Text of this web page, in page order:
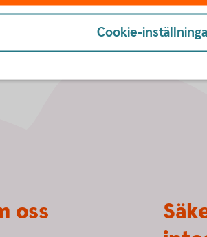
Cookie-
oss